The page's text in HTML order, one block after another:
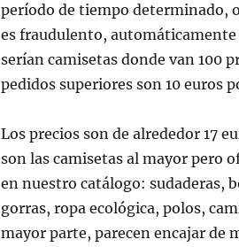
período de tiempo determinado,
es fraudulento,
serían camisetas donde van 100
pedidos superiores son 10 euros
Los precios son de alrededor 17
son las camisetas al mayor pero
en nuestro catálogo: sudaderas,
gorras, ropa ecológica, polos,
mayor parte, parecen encajar de